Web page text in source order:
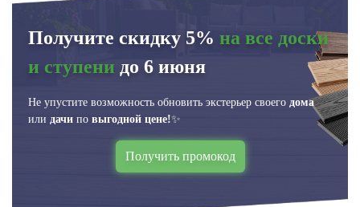
Получите скидку 5% на все доски
и ступени до 6 июня
Не упустите возможность обновить экстерьер своего дома
или дачи по выгодной цене!✨
Получить промокод